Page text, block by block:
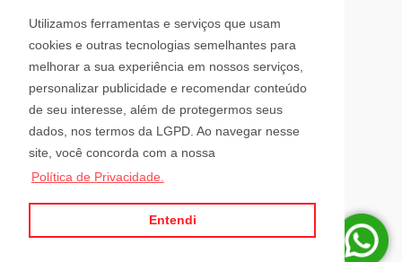
Utilizamos ferramentas e serviços que usam
cookies e outras tecnologias semelhantes para
melhorar a sua experiência em nossos serviços,
personalizar publicidade e recomendar conteúdo
de seu interesse, além de protegermos seus
dados, nos termos da LGPD. Ao navegar nesse
site, você concorda com a nossa
Política de Privacidade.
Entendi
Avenida Hugo Schlösser, 69, Jardim Maluche
Brusque - Santa Catarina
CEP: 88354-300
Horário de Atendimento
Segunda a Sexta-Feira
08h00 - 12h00 e 13h30 - 18h00
08h30 - 12h00